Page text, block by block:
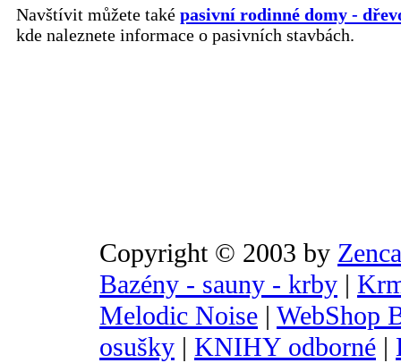
Navštívit můžete také pasivní rodinné domy -
kde naleznete informace o pasivních stavbách.
Copyright © 2003 by
Bazény - sauny - krby |
Melodic Noise | WebShop
osušky | KNIHY odborné |